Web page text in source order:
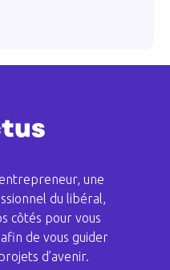
une
du libéral,
côtés pour vous
de vous guider
d’avenir.